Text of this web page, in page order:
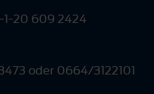
20 609 2424
oder 0664/3122101